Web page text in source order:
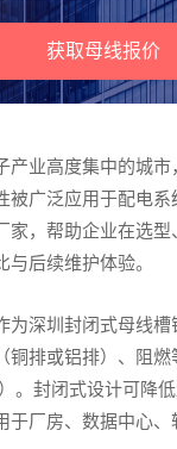
获取母线报价
产业高度集中的城市
被广泛应用于配电
家，帮助企业在选
后续维护体验。
为深圳封闭式母线槽
铜排或铝排）、阻燃
）。封闭式设计可降
于厂房、数据中心、